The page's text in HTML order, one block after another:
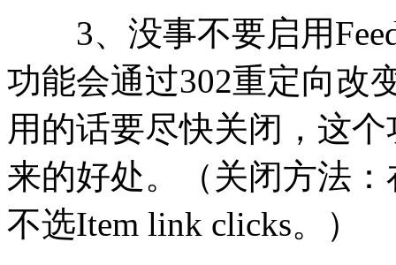
3、没事不要启用
功能会通过302重定向改
用的话要尽快关闭， 这个
来的好处。（关闭方法：
不选Item link clicks。）